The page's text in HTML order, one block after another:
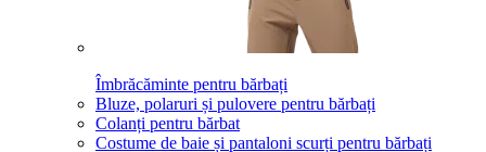
Îmbrăcăminte pentru bărbați
Bluze, polaruri și pulovere pentru bărbați
Colanți pentru bărbat
Costume de baie și pantaloni scurți pentru bărbați